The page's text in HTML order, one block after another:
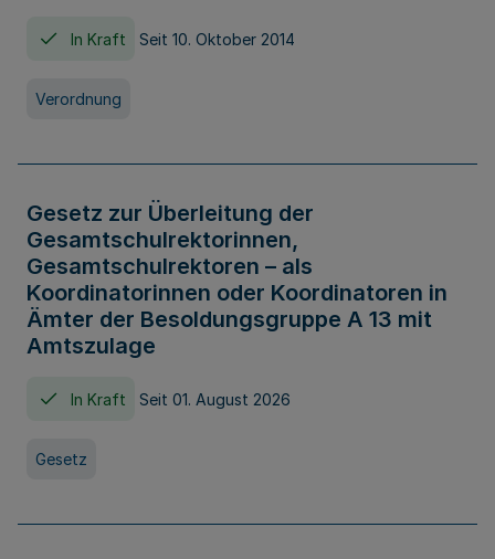
In Kraft Seit 10. Oktober 2014
Verordnung
Gesetz zur Überleitung der
Gesamtschulrektorinnen,
Gesamtschulrektoren – als
Koordinatorinnen oder Koordinatoren in
Ämter der Besoldungsgruppe A 13 mit
Amtszulage
In Kraft Seit 01. August 2026
Gesetz